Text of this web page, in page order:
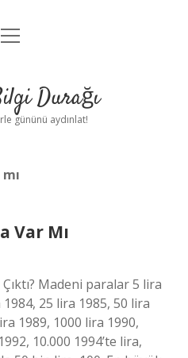
Uyarı
menüyü
Durağı
gününü aydınlat!
Var Mı
Madeni paralar 5 lira
25 lira 1985, 50 lira
1989, 1000 lira 1990,
10.000 1994’te lira,